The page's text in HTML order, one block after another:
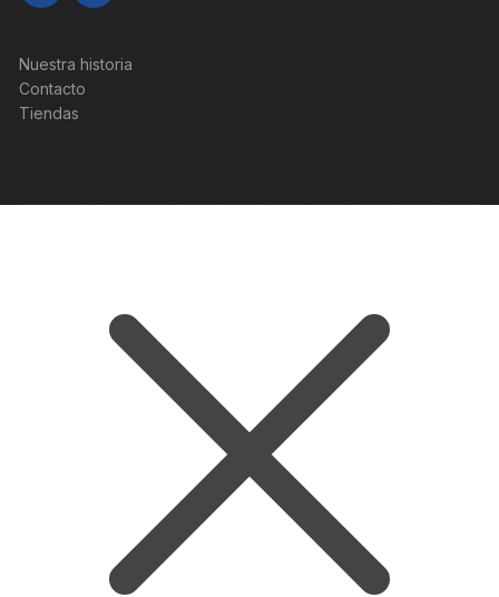
Nuestra historia
Contacto
Tiendas